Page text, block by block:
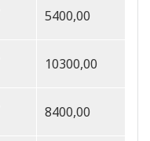
5400,00
10300,00
8400,00